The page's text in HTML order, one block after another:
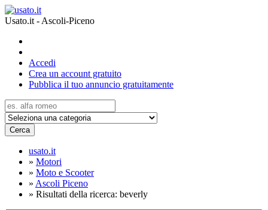
Usato.it - Ascoli-Piceno
Accedi
Crea un account gratuito
Pubblica il tuo annuncio gratuitamente
Cerca
usato.it
» Motori
» Moto e Scooter
» Ascoli Piceno
» Risultati della ricerca: beverly